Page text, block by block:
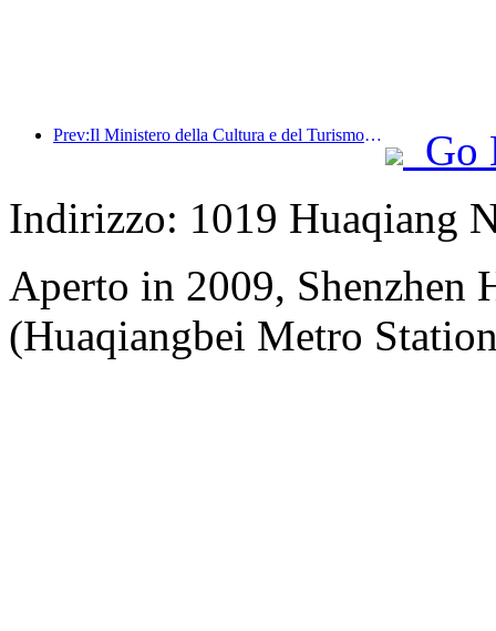
Prev:Il Ministero della Cultura e del Turismo ha riferito che nel 2025, 16.994 siti turistici di livello A hanno accolto 7,51 miliardi di visitatori, generando un fatturato turistico di 554,49 miliardi di yuan.
Go
Indirizzo: 1019 Huaqiang
Aperto in 2009, Shenzhen
(Huaqiangbei Metro